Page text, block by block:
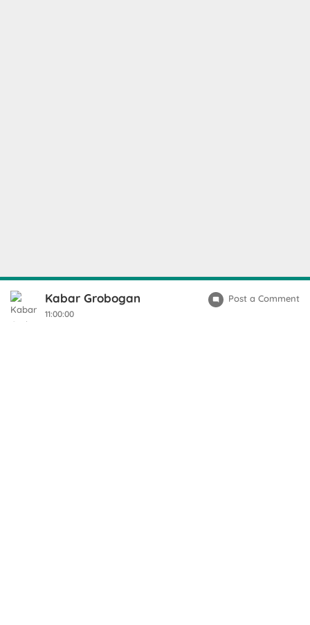
Kabar Grobogan
11:00:00
Post a Comment